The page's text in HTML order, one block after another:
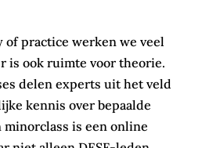
of practice werken we veel
is ook ruimte voor theorie.
delen experts uit het veld
kennis over bepaalde
minorclass is een online